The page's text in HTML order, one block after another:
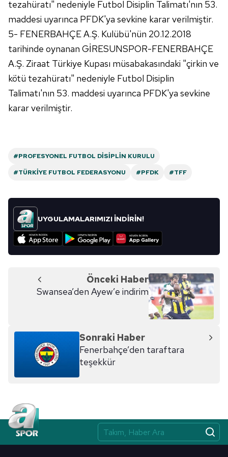
verileriniz işlenmekte olup gerekli olan çerezler bilgi
toplumu hizmetlerinin sunulması amacıyla
kullanılmaktadır. Diğer çerezler, sitemizin daha işlevsel
kılınması ve kişiselleştirilmesi ve sizlere yönelik
reklam/pazarlama faaliyetlerinin yapılması, amaçlarıyla
sınırlı olarak açık rızanız dahilinde kullanılacaktır.
Çerezlere ilişkin tercihlerinizi aşağıda yer alan panel
vasıtasıyla belirleyebilirsiniz. Çerezlere ilişkin detaylı bilgi
için Ayarlar butonuna tıklayabilir,
6698 sayılı Kişisel Verilerin Korunması Kanunu uyarınca
tezahüratı" nedeniyle Futbol Disiplin Talimatı'nın 53.
maddesi uyarınca PFDK'ya sevkine karar verilmiştir.
5- FENERBAHÇE A.Ş. Kulübü'nün 20.12.2018
tarihinde oynanan GİRESUNSPOR-FENERBAHÇE
A.Ş. Ziraat Türkiye Kupası müsabakasındaki "çirkin ve
kötü tezahüratı" nedeniyle Futbol Disiplin
Talimatı'nın 53. maddesi uyarınca PFDK'ya sevkine
karar verilmiştir.
#PROFESYONEL FUTBOL DISIPLIN KURULU
#TÜRKIYE FUTBOL FEDERASYONU
#PFDK #TFF
UYGULAMALARIMIZI İNDİRİN!
Önceki Haber
Swansea’den Ayew’e indirim
Sonraki Haber
Fenerbahçe’den taraftara
teşekkür